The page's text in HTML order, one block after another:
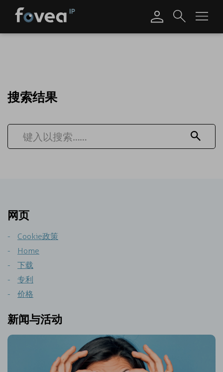
Skip
搜索结果
键
Search
网页
Cookie政策
Home
下载
专利
价格
新闻与活动